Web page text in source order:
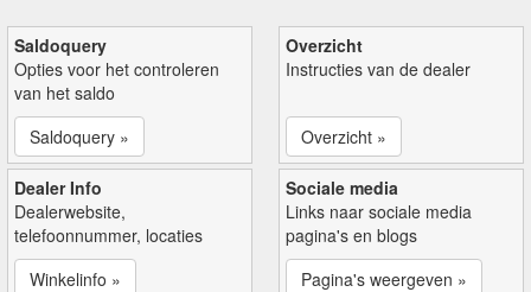
Saldoquery
Opties voor het controleren
van het saldo
Saldoquery »
Overzicht
Instructies van de dealer
Overzicht »
Dealer Info
Dealerwebsite,
telefoonnummer, locaties
Winkelinfo »
Sociale media
Links naar sociale media
pagina's en blogs
Pagina's weergeven »